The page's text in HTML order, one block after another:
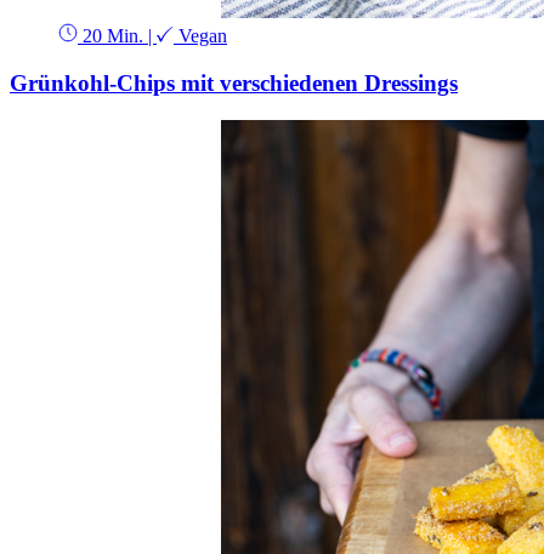
20 Min. | Vegan
Grünkohl-Chips mit verschiedenen Dressings